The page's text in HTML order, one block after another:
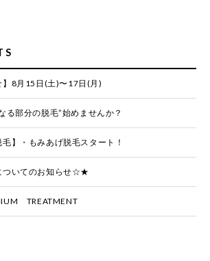
】8月15日(土)〜17日(月)
る部分の脱毛”始めませんか？
】・もみあげ脱毛スタート！
いてのお知らせ☆★
TREATMENT